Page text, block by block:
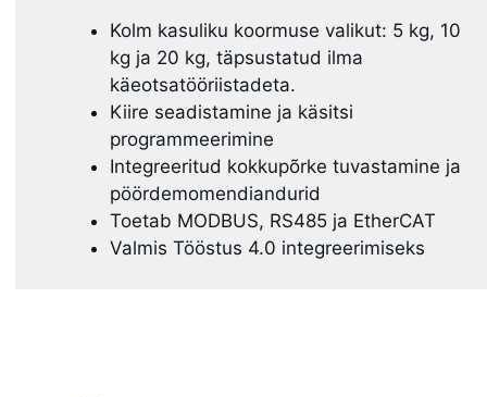
Kolm kasuliku koormuse valikut: 5 kg, 10
kg ja 20 kg, täpsustatud ilma
käeotsatööriistadeta.
Kiire seadistamine ja käsitsi
programmeerimine
Integreeritud kokkupõrke tuvastamine ja
pöördemomendiandurid
Toetab MODBUS, RS485 ja EtherCAT
Valmis Tööstus 4.0 integreerimiseks